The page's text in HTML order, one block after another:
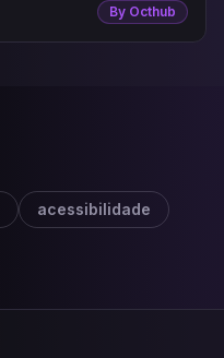
By Octhub
acessibilidade